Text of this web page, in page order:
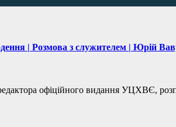
| Розмова з служителем | Юрій
офіційного видання УЦХВЄ,